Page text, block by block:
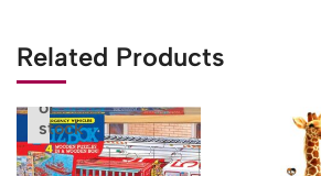
Related Products
Out
of
stock